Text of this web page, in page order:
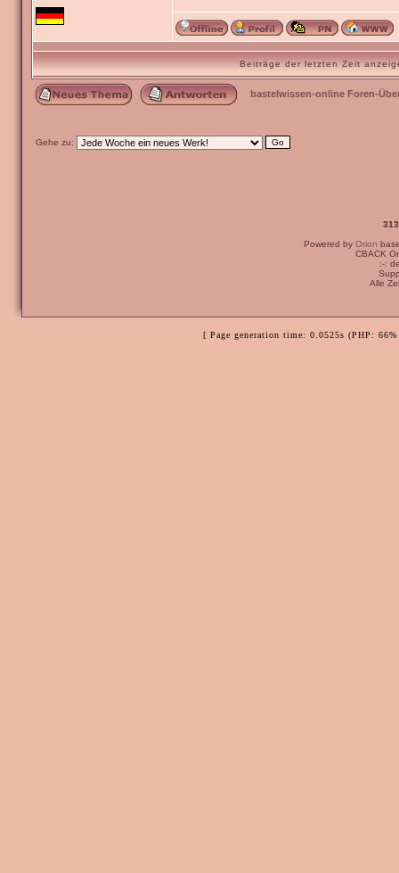
Beiträge der letzten Zeit
bastelwissen-online Foren-
Gehe zu:
Powered by Orion
CBACK
:-:
Alle
[ Page generation time: 0.0525s (PHP: